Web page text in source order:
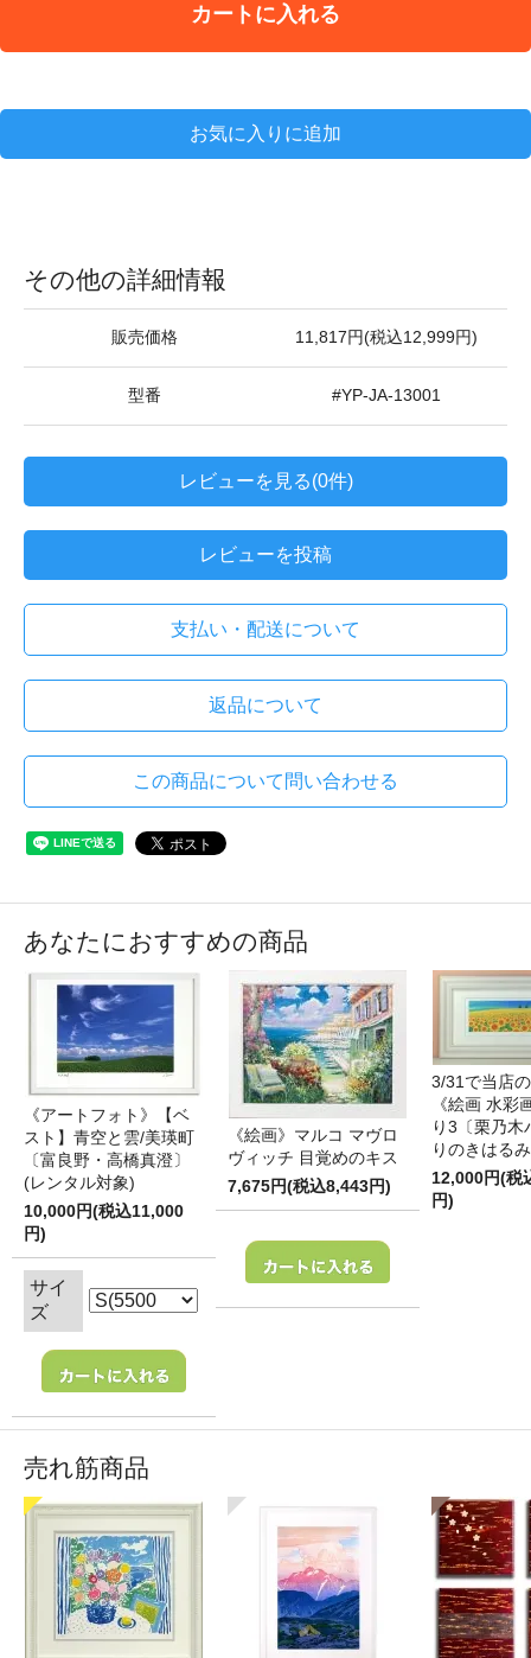
カートに入れる
お気に入りに追加
その他の詳細情報
販売価格 11,817円(税込12,999円)
型番 #YP-JA-13001
レビューを見る(0件)
レビューを投稿
支払い・配送について
返品について
この商品について問い合わせる
あなたにおすすめの商品
《アートフォト》【ベ
スト】青空と雲/美瑛町
〔富良野・高橋真澄〕
(レンタル対象)
10,000円(税込11,000
円)
サイ
ズ
《絵画》マルコ マヴロ
ヴィッチ 目覚めのキス
7,675円(税込8,443円)
3/31で当店
《絵画 水彩
り3〔栗乃
りのきはる
12,000円(税
円)
売れ筋商品